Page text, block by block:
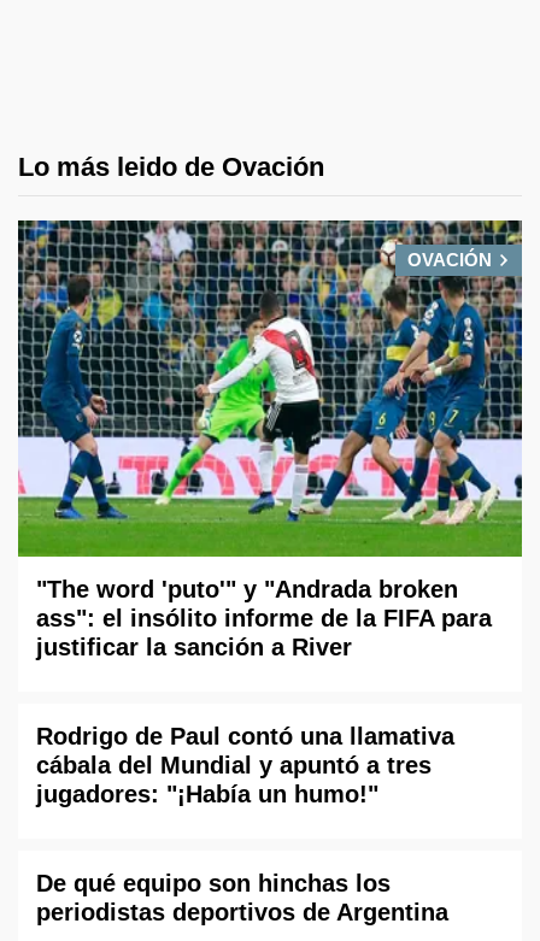
Lo más leido de Ovación
OVACIÓN
"The word 'puto'" y "Andrada broken
ass": el insólito informe de la FIFA para
justificar la sanción a River
Rodrigo de Paul contó una llamativa
cábala del Mundial y apuntó a tres
jugadores: "¡Había un humo!"
De qué equipo son hinchas los
periodistas deportivos de Argentina